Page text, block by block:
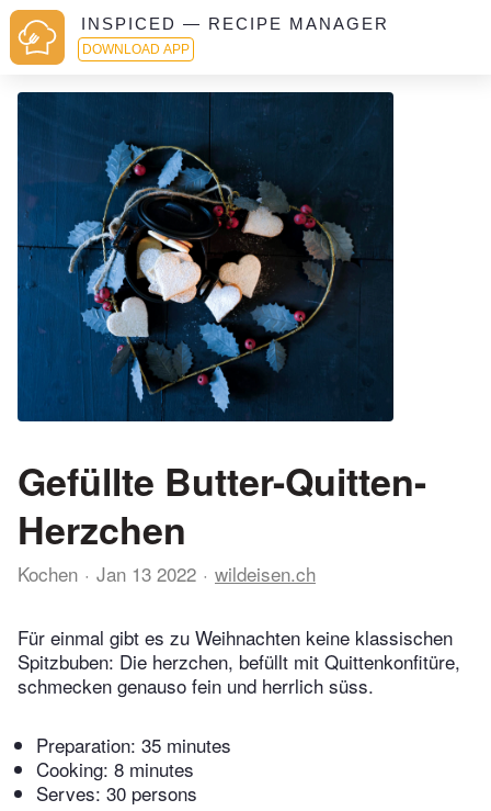
INSPICED — RECIPE MANAGER
DOWNLOAD APP
Gefüllte Butter-Quitten-
Herzchen
Kochen Jan 13 2022 wildeisen.ch
Für einmal gibt es zu Weihnachten keine klassischen
Spitzbuben: Die herzchen, befüllt mit Quittenkonfitüre,
schmecken genauso fein und herrlich süss.
Preparation: 35 minutes
Cooking: 8 minutes
Serves: 30 persons